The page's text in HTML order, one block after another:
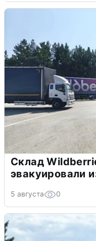
Склад
эвакуировали
5 августа 0